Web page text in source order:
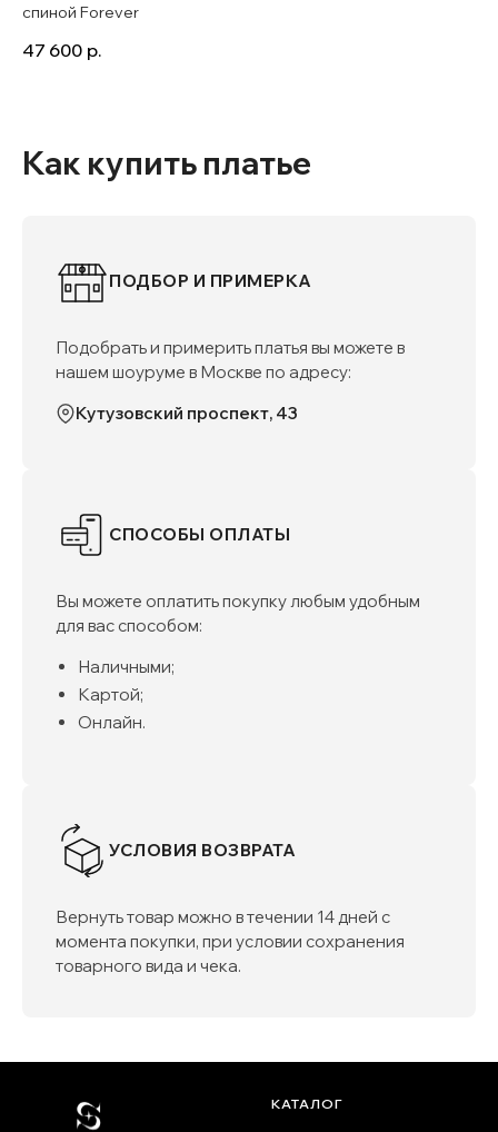
спиной Forever
47 600 р.
Как купить платье
ПОДБОР И ПРИМЕРКА
Подобрать и примерить платья вы можете в
нашем шоуруме в Москве по адресу:
Кутузовский проспект, 43
СПОСОБЫ ОПЛАТЫ
Вы можете оплатить покупку любым удобным
для вас способом:
Наличными;
Картой;
Онлайн.
УСЛОВИЯ ВОЗВРАТА
Вернуть товар можно в течении 14 дней с
момента покупки, при условии сохранения
товарного вида и чека.
КАТАЛОГ